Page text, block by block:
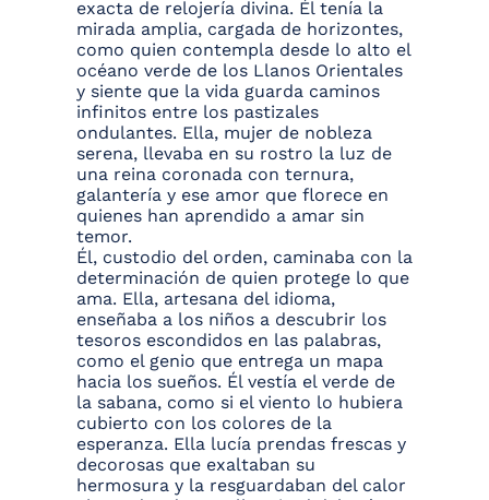
exacta de relojería divina. Él tenía la
mirada amplia, cargada de horizontes,
como quien contempla desde lo alto el
océano verde de los Llanos Orientales
y siente que la vida guarda caminos
infinitos entre los pastizales
ondulantes. Ella, mujer de nobleza
serena, llevaba en su rostro la luz de
una reina coronada con ternura,
galantería y ese amor que florece en
quienes han aprendido a amar sin
temor.
Él, custodio del orden, caminaba con la
determinación de quien protege lo que
ama. Ella, artesana del idioma,
enseñaba a los niños a descubrir los
tesoros escondidos en las palabras,
como el genio que entrega un mapa
hacia los sueños. Él vestía el verde de
la sabana, como si el viento lo hubiera
cubierto con los colores de la
esperanza. Ella lucía prendas frescas y
decorosas que exaltaban su
hermosura y la resguardaban del calor